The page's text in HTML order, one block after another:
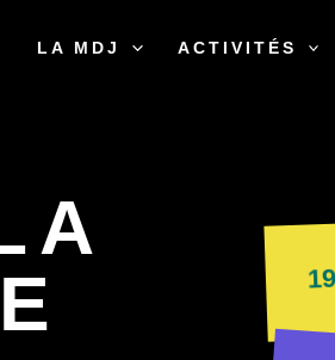
LA MDJ ACTIVITÉS